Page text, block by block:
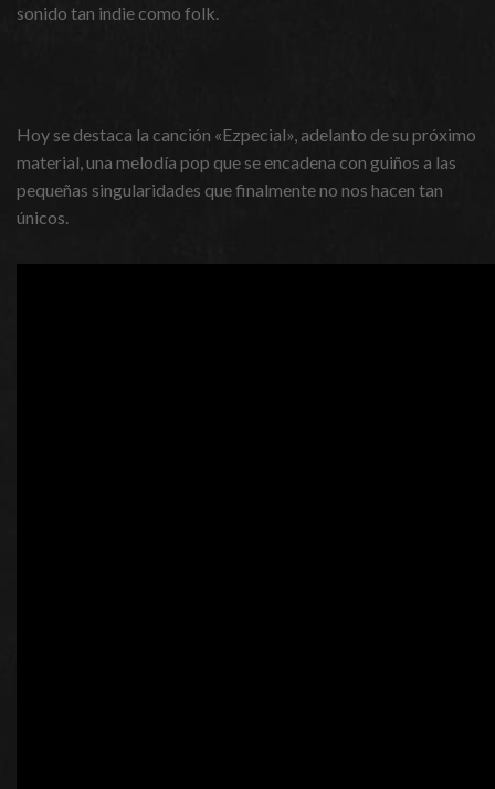
sonido tan indie como folk.
Hoy se destaca la canción «Ezpecial», adelanto de su próximo
material, una melodía pop que se encadena con guiños a las
pequeñas singularidades que finalmente no nos hacen tan
únicos.